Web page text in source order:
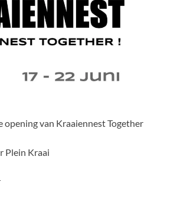
opening van Kraaiennest Together
Plein Kraai